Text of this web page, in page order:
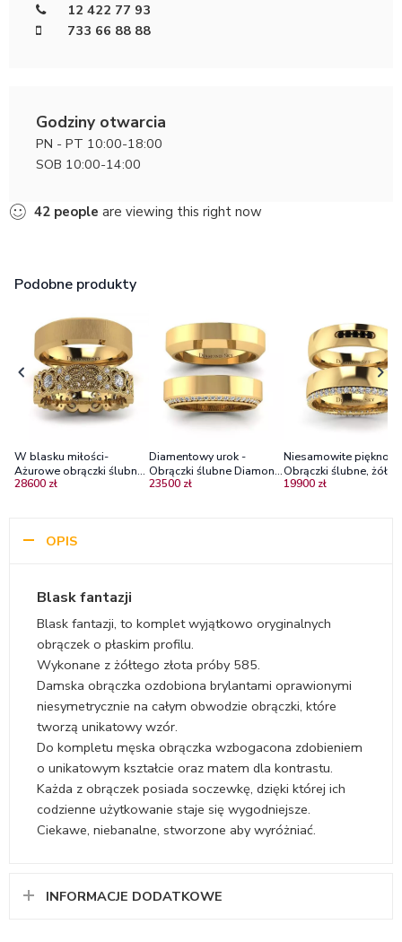
12 422 77 93
733 66 88 88
Godziny otwarcia
PN - PT 10:00-18:00
SOB 10:00-14:00
42 people are viewing this right now
Podobne produkty
W blasku miłości-
Ażurowe obrączki ślubne
z żółtego złota z
28600 zł
Diamentowy urok -
Obrączki ślubne Diamond
Sky z żółtego złota z
23500 zł
Niesamowite piękno -
Obrączki ślubne, żółte
złoto, diamenty, czarne
19900 zł
OPIS
Blask fantazji
Blask fantazji, to komplet wyjątkowo oryginalnych
obrączek o płaskim profilu.
Wykonane z żółtego złota próby 585.
Damska obrączka ozdobiona brylantami oprawionymi
niesymetrycznie na całym obwodzie obrączki, które
tworzą unikatowy wzór.
Do kompletu męska obrączka wzbogacona zdobieniem
o unikatowym kształcie oraz matem dla kontrastu.
Każda z obrączek posiada soczewkę, dzięki której ich
codzienne użytkowanie staje się wygodniejsze.
Ciekawe, niebanalne, stworzone aby wyróżniać.
INFORMACJE DODATKOWE